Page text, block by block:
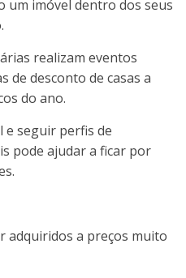
um imóvel dentro dos seus
realizam eventos
de desconto de casas a
do ano.
e seguir perfis de
pode ajudar a ficar por
adquiridos a preços muito